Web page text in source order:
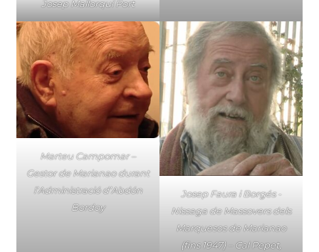
Josep Mallorquí Port
Marteu Campomar –
Gestor de Marianao durant
l’Administració d’Abdón
Bordoy
Josep Faura i Borgés -
Nissaga de Massovers dels
Marquesos de Marianao
(fins 1947) – Cal Pepet,